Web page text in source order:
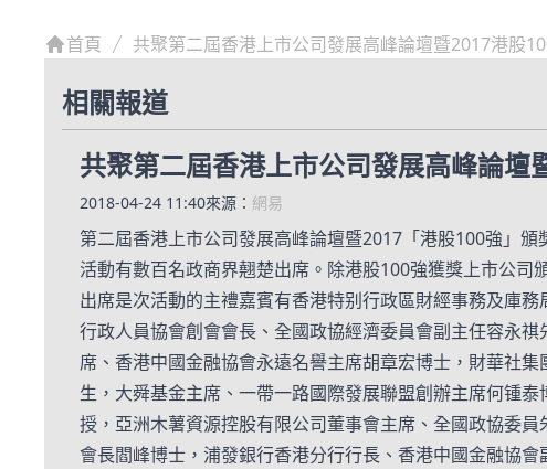
首頁 共聚第二屆香港上市公司發展高峰論壇暨2017港股
相關報道
共聚第二屆香港上市公司發展高峰論
2018-04-24 11:40來源： 網易
第二屆香港上市公司發展高峰論壇暨2017「港股100強」
活動有數百名政商界翹楚出席。除港股100強獲獎上市公司
出席是次活動的主禮嘉賓有香港特别行政區財經事務及庫
行政人員協會創會會長、全國政協經濟委員會副主任容永
席、香港中國金融協會永遠名譽主席胡章宏博士，財華社
生，大舜基金主席、一帶一路國際發展聯盟創辦主席何锺
授，亞洲木薯資源控股有限公司董事會主席、全國政協委
會長閻峰博士，浦發銀行香港分行行長、香港中國金融協